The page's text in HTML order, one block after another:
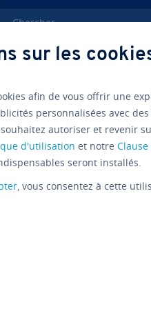
Chercher
sur les
afin de vous offrir une
personnalisées avec
autoriser et revenir
d'utilisation et notre
seront installés.
, vous consentez à cette